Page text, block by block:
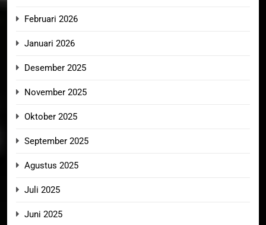
Februari 2026
Januari 2026
Desember 2025
November 2025
Oktober 2025
September 2025
Agustus 2025
Juli 2025
Juni 2025